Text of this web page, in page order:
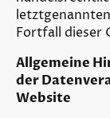
Fortfall dieser
Allgemeine
der
Website